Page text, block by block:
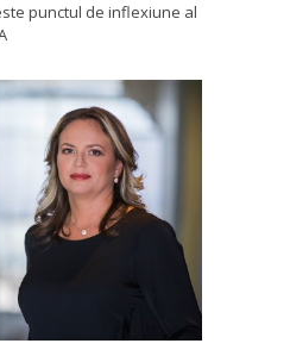
punctul de inflexiune al